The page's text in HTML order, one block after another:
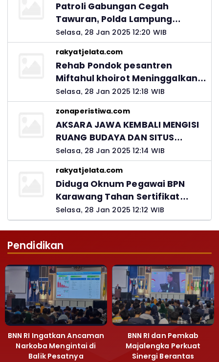
Patroli Gabungan Cegah
Tawuran, Polda Lampung
Ingatkan Peran Orang Tua
Selasa, 28 Jan 2025 12:20 WIB
rakyatjelata.com
Rehab Pondok pesantren
Miftahul khoirot Meninggalkan
Hutang Ke Material, Mantan
Kadis PUPR Harus Bertanggung
Jawab
Selasa, 28 Jan 2025 12:18 WIB
zonaperistiwa.com
AKSARA JAWA KEMBALI MENGISI
RUANG BUDAYA DAN SITUS
LELUHUR NUSANTARA
Selasa, 28 Jan 2025 12:14 WIB
rakyatjelata.com
Diduga Oknum Pegawai BPN
Karawang Tahan Sertifikat
Pemohon PTSL
Selasa, 28 Jan 2025 12:12 WIB
Pendidikan
BNN RI Ingatkan Ancaman
Narkoba Mengintai di
Balik Pesatnya
BNN RI dan Pemkab
Majalengka Perkuat
Sinergi Berantas